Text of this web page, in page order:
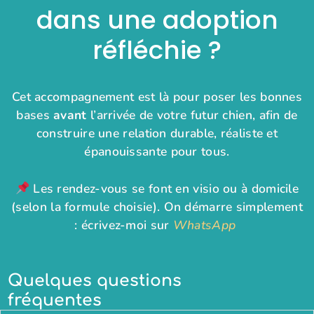
dans une adoption
réfléchie ?
Cet accompagnement est là pour poser les bonnes
basesavant l’arrivée de votre futur chien, afin de
construire une relation durable, réaliste et
épanouissante pour tous.
Les rendez-vous se font en visio ou à domicile
(selon la formule choisie). On démarre simplement
: écrivez-moi sur WhatsApp
Quelques questions
fréquentes